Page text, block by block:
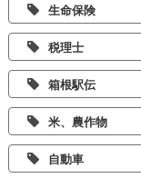
生命保険
税理士
箱根駅伝
米、農作物
自動車